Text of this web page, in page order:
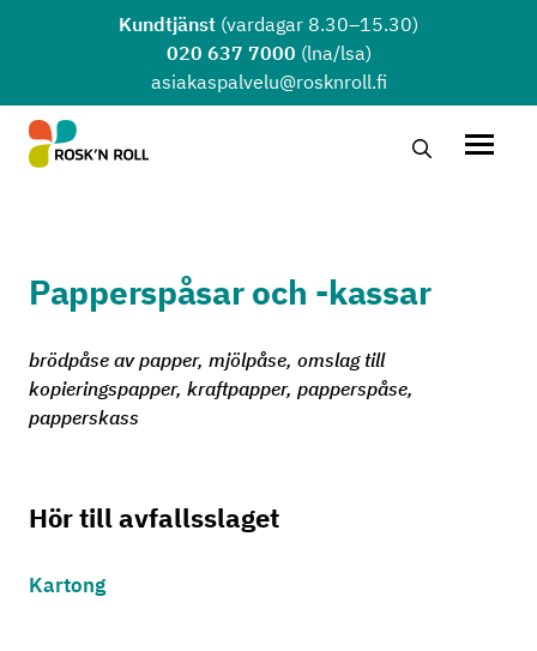
Hoppa till huvudinnehållet
Kundtjänst (vardagar 8.30–15.30)
020 637 7000 (lna/lsa)
asiakaspalvelu@rosknroll.fi
Sök …
Papperspåsar och -kassar
brödpåse av papper, mjölpåse, omslag till
kopieringspapper, kraftpapper, papperspåse,
papperskass
Hör till avfallsslaget
Kartong